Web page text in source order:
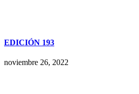
EDICIÓN 193
noviembre 26, 2022